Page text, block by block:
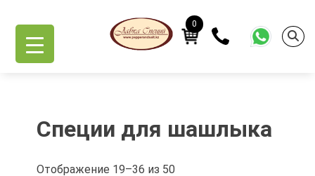
content
0
Специи для шашлыка
Отображение 19–36 из 50